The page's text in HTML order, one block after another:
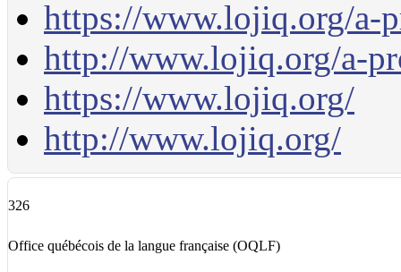
https://www.lojiq.org/a-
http://www.lojiq.org/a-
https://www.lojiq.org/
http://www.lojiq.org/
326
Office québécois de la langue française (OQLF)